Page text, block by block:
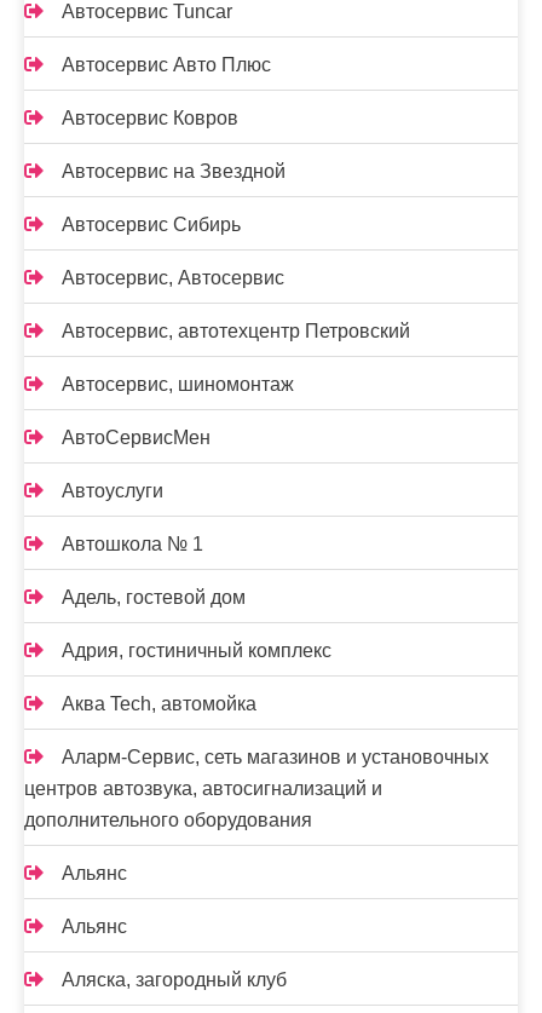
Автосервис Tuncar
Автосервис Авто Плюс
Автосервис Ковров
Автосервис на Звездной
Автосервис Сибирь
Автосервис, Автосервис
Автосервис, автотехцентр Петровский
Автосервис, шиномонтаж
АвтоСервисМен
Автоуслуги
Автошкола № 1
Адель, гостевой дом
Адрия, гостиничный комплекс
Аква Tech, автомойка
Аларм-Сервис, сеть магазинов и установочных
центров автозвука, автосигнализаций и
дополнительного оборудования
Альянс
Альянс
Аляска, загородный клуб